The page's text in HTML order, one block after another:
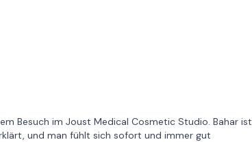
Besuch im Joust Medical Cosmetic Studio. Bahar ist
und man fühlt sich sofort und immer gut